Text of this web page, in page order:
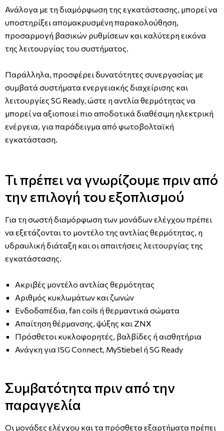
Ανάλογα με τη διαμόρφωση της εγκατάστασης, μπορεί να
υποστηρίξει απομακρυσμένη παρακολούθηση,
προσαρμογή βασικών ρυθμίσεων και καλύτερη εικόνα
της λειτουργίας του συστήματος.
Παράλληλα, προσφέρει δυνατότητες συνεργασίας με
συμβατά συστήματα ενεργειακής διαχείρισης και
λειτουργίες SG Ready, ώστε η αντλία θερμότητας να
μπορεί να αξιοποιεί πιο αποδοτικά διαθέσιμη ηλεκτρική
ενέργεια, για παράδειγμα από φωτοβολταϊκή
εγκατάσταση.
Τι πρέπει να γνωρίζουμε πριν από
την επιλογή του εξοπλισμού
Για τη σωστή διαμόρφωση των μονάδων ελέγχου πρέπει
να εξετάζονται το μοντέλο της αντλίας θερμότητας, η
υδραυλική διάταξη και οι απαιτήσεις λειτουργίας της
εγκατάστασης.
Ακριβές μοντέλο αντλίας θερμότητας
Αριθμός κυκλωμάτων και ζωνών
Ενδοδαπέδια, fan coils ή θερμαντικά σώματα
Απαίτηση θέρμανσης, ψύξης και ΖΝΧ
Πρόσθετοι κυκλοφορητές, βαλβίδες ή αισθητήρια
Ανάγκη για ISG Connect, MyStiebel ή SG Ready
Συμβατότητα πριν από την
παραγγελία
Οι μονάδες ελέγχου και τα πρόσθετα εξαρτήματα πρέπει